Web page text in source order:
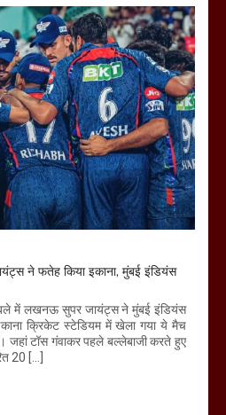
ने फतेह किया इकाना, मुंबई इंडियंस
में लखनऊ सुपर जायंट्स ने मुंबई इंडियंस
क्रिकेट स्टेडियम में खेला गया ये मैच
जहां टॉस गंवाकर पहले बल्लेबाजी करते हुए
20 […]